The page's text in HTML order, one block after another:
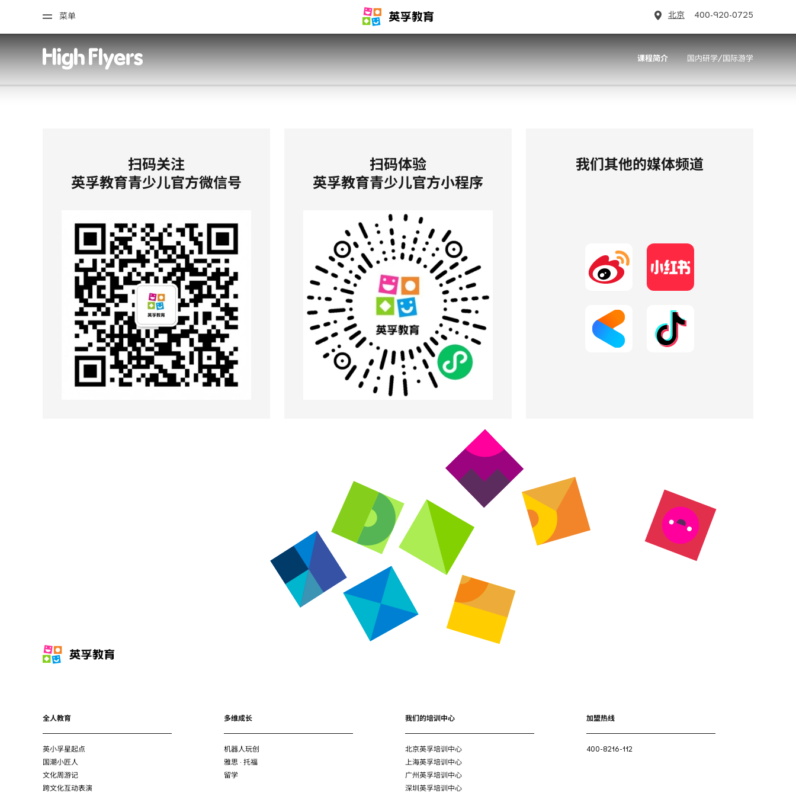
菜单 北京 400-920-0725
课程简介 国内研学/国际游学
扫码关注
英孚教育青少儿官方微信号
扫码体验
英孚教育青少儿官方小程序
我们其他的媒体频道
全人教育
英小孚星起点
国潮小匠人
文化周游记
跨文化互动表演
多维成长
机器人玩创
雅思 · 托福
留学
我们的培训中心
北京英孚培训中心
上海英孚培训中心
广州英孚培训中心
深圳英孚培训中心
加盟热线
400-8216-112